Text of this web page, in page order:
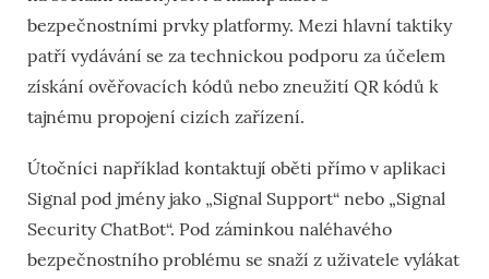
bezpečnostními prvky platformy. Mezi hlavní taktiky
patří vydávání se za technickou podporu za účelem
získání ověřovacích kódů nebo zneužití QR kódů k
tajnému propojení cizích zařízení.
Útočníci například kontaktují oběti přímo v aplikaci
Signal pod jmény jako „Signal Support“ nebo „Signal
Security ChatBot“. Pod záminkou naléhavého
bezpečnostního problému se snaží z uživatele vylákat